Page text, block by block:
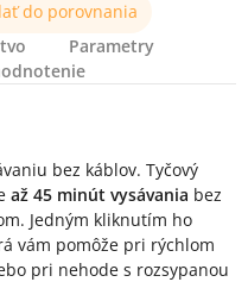
do porovnania
Parametry
bez káblov. Tyčový
až 45 minút vysávania bez
Jedným kliknutím ho
vám pomôže pri rýchlom
pri nehode s rozsypanou